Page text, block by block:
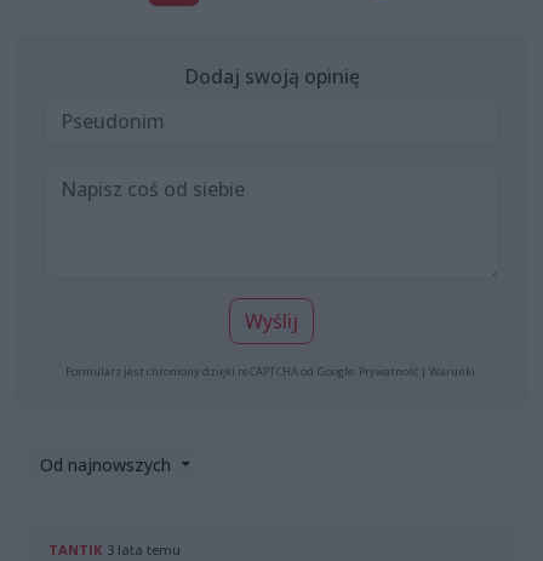
Dodaj swoją opinię
Wyślij
Formularz jest chroniony dzięki reCAPTCHA od Google: Prywatność | Warunki
Od najnowszych
TANTIK 3 lata temu